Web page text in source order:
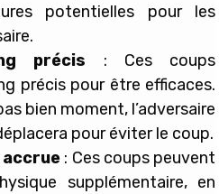
potentielles pour les
précis : Ces coups
précis pour être efficaces.
bien moment, l’adversaire
pour éviter le coup.
: Ces coups peuvent
supplémentaire, en